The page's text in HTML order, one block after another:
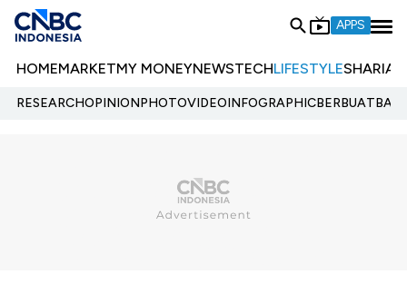
APPS
HOMEMARKETMY MONEYNEWSTECHLIFESTYLESHARIA
RESEARCHOPINIONPHOTOVIDEOINFOGRAPHIC